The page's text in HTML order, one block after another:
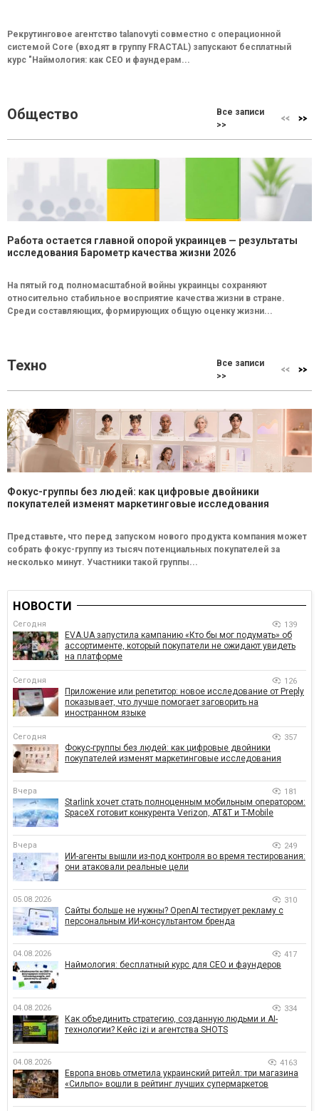
Рекрутинговое агентство talanovyti совместно с операционной
системой Core (входят в группу FRACTAL) запускают бесплатный
курс "Наймология: как СEO и фаундерам...
Общество
Все записи
>>
Работа остается главной опорой украинцев — результаты
исследования Барометр качества жизни 2026
На пятый год полномасштабной войны украинцы сохраняют
относительно стабильное восприятие качества жизни в стране.
Среди составляющих, формирующих общую оценку жизни...
Техно
Все записи
>>
Фокус-группы без людей: как цифровые двойники
покупателей изменят маркетинговые исследования
Представьте, что перед запуском нового продукта компания может
собрать фокус-группу из тысяч потенциальных покупателей за
несколько минут. Участники такой группы...
НОВОСТИ
Сегодня 139
EVA.UA запустила кампанию «Кто бы мог подумать» об
ассортименте, который покупатели не ожидают увидеть
на платформе
Сегодня 126
Приложение или репетитор: новое исследование от Preply
показывает, что лучше помогает заговорить на
иностранном языке
Сегодня 357
Фокус-группы без людей: как цифровые двойники
покупателей изменят маркетинговые исследования
Вчера 181
Starlink хочет стать полноценным мобильным оператором:
SpaceX готовит конкурента Verizon, AT&T и T-Mobile
Вчера 249
ИИ-агенты вышли из-под контроля во время тестирования:
они атаковали реальные цели
05.08.2026 310
Сайты больше не нужны? OpenAI тестирует рекламу с
персональным ИИ-консультантом бренда
04.08.2026 417
Наймология: бесплатный курс для CEO и фаундеров
04.08.2026 334
Как объединить стратегию, созданную людьми и AI-
технологии? Кейс izi и агентства SHOTS
04.08.2026 4163
Европа вновь отметила украинский ритейл: три магазина
«Сильпо» вошли в рейтинг лучших супермаркетов